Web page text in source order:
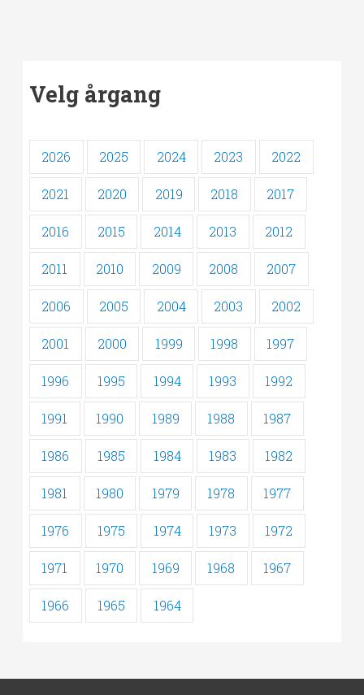
Velg årgang
2026 2025 2024 2023 2022
2021 2020 2019 2018 2017
2016 2015 2014 2013 2012
2011 2010 2009 2008 2007
2006 2005 2004 2003 2002
2001 2000 1999 1998 1997
1996 1995 1994 1993 1992
1991 1990 1989 1988 1987
1986 1985 1984 1983 1982
1981 1980 1979 1978 1977
1976 1975 1974 1973 1972
1971 1970 1969 1968 1967
1966 1965 1964